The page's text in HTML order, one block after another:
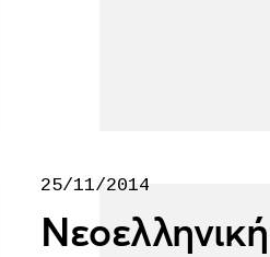
25/11/2014